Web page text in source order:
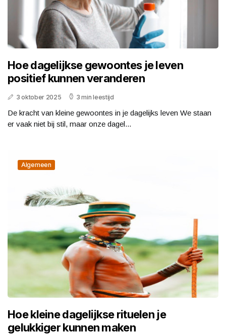
Hoe dagelijkse gewoontes je leven
positief kunnen veranderen
3 oktober 2025 3 min leestijd
De kracht van kleine gewoontes in je dagelijks leven We staan
er vaak niet bij stil, maar onze dagel...
Algemeen
Hoe kleine dagelijkse rituelen je
gelukkiger kunnen maken